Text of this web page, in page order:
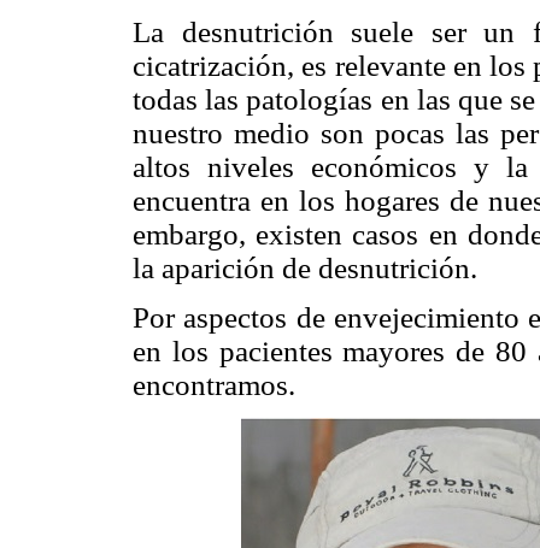
La desnutrición suele ser un
cicatrización, es relevante en
todas las patologías en las que
nuestro medio son pocas las
altos niveles económicos y
encuentra en los hogares de
embargo, existen casos en
la aparición de desnutrición.
Por aspectos de envejecimiento
en los pacientes mayores de
encontramos.